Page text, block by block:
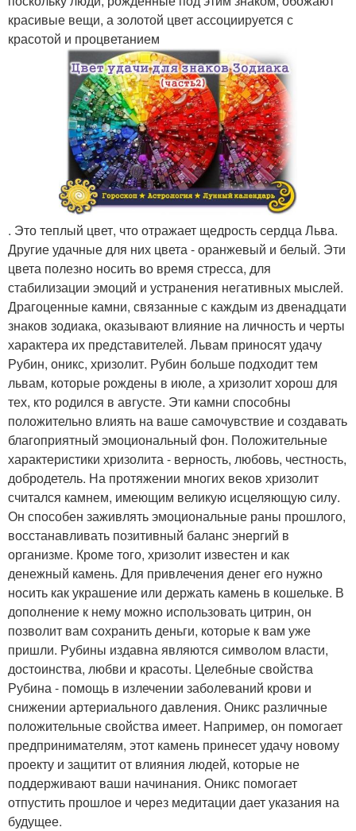
красивые вещи, а золотой цвет ассоциируется с
красотой и процветанием
. Это теплый цвет, что отражает щедрость сердца Льва.
Другие удачные для них цвета - оранжевый и белый. Эти
цвета полезно носить во время стресса, для
стабилизации эмоций и устранения негативных мыслей.
Драгоценные камни, связанные с каждым из двенадцати
знаков зодиака, оказывают влияние на личность и черты
характера их представителей. Львам приносят удачу
Рубин, оникс, хризолит. Рубин больше подходит тем
львам, которые рождены в июле, а хризолит хорош для
тех, кто родился в августе. Эти камни способны
положительно влиять на ваше самочувствие и создавать
благоприятный эмоциональный фон. Положительные
характеристики хризолита - верность, любовь, честность,
добродетель. На протяжении многих веков хризолит
считался камнем, имеющим великую исцеляющую силу.
Он способен заживлять эмоциональные раны прошлого,
восстанавливать позитивный баланс энергий в
организме. Кроме того, хризолит известен и как
денежный камень. Для привлечения денег его нужно
носить как украшение или держать камень в кошельке. В
дополнение к нему можно использовать цитрин, он
позволит вам сохранить деньги, которые к вам уже
пришли. Рубины издавна являются символом власти,
достоинства, любви и красоты. Целебные свойства
Рубина - помощь в излечении заболеваний крови и
снижении артериального давления. Оникс различные
положительные свойства имеет. Например, он помогает
предпринимателям, этот камень принесет удачу новому
проекту и защитит от влияния людей, которые не
поддерживают ваши начинания. Оникс помогает
отпустить прошлое и через медитации дает указания на
будущее.